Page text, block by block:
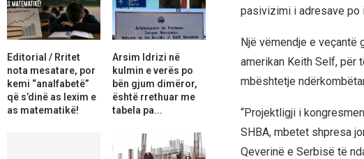
pasivizimi i adresave po
Një vëmendje e veçantë
amerikan Keith Self, për
mbështetje
“Projektligji i
SHBA, mbetet shpresa
Qeverinë e Serbisë të
Editorial / Rritet
nota mesatare, por
kemi “analfabetë”
që s’dinë as lexim e
as matematikë!
Arsim Idrizi në
kulmin e verës po
bën gjum dimëror,
është rrethuar me
tabela pa...